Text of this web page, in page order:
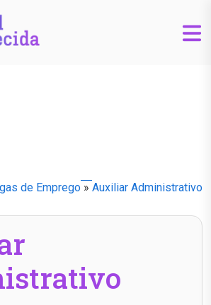
de Emprego » Auxiliar Administrativo